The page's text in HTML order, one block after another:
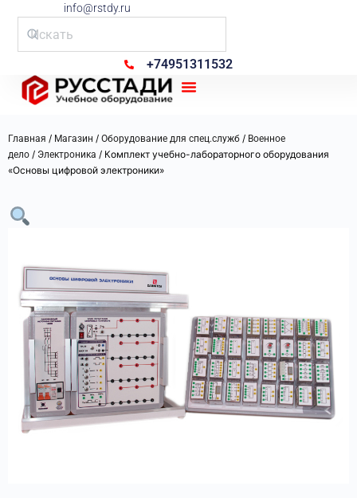
info@rstdy.ru
+74951311532
Главная / Магазин / Оборудование для спец.служб / Военное
дело / Электроника / Комплект учебно-лабораторного оборудования
«Основы цифровой электроники»